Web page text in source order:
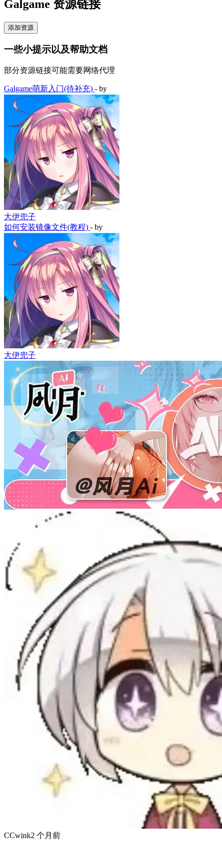
Galgame 资源链接
添加资源
一些小提示以及帮助文档
部分资源链接可能需要网络代理
Galgame萌新入门(待补充) - by
大伊兜子
如何安装镜像文件(教程) - by
大伊兜子
CCwink2 个月前